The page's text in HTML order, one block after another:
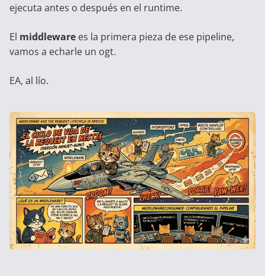
ejecuta antes o después en el runtime.
El middleware es la primera pieza de ese pipeline,
vamos a echarle un ogt.
EA, al lío.